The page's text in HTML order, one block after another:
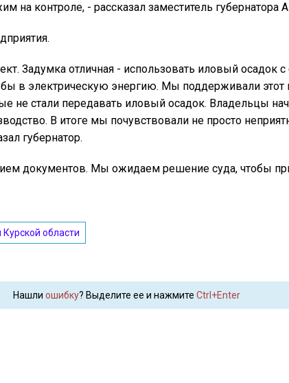
на контроле, - рассказал заместитель губернатора
Задумка отличная - использовать иловый осадок
в электрическую энергию. Мы поддерживали этот
не стали передавать иловый осадок. Владельцы
В итоге мы почувствовали не просто
губернатор.
документов. Мы ожидаем решение суда, чтобы
Курской области
Нашли ошибку? Выделите ее и нажмите Ctrl+Enter